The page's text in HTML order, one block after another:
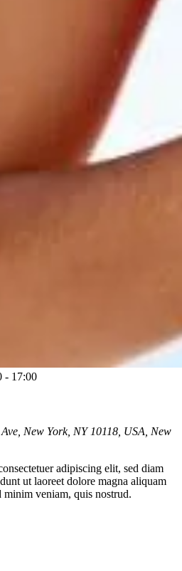
- 17:00
New York, NY 10118, USA, New
adipiscing elit, sed diam
ut laoreet dolore magna aliquam
veniam, quis nostrud.